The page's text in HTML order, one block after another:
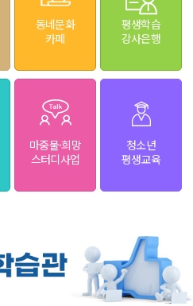
동네문화
카페
평생학습
강사은행
마중물·희망
스터디사업
청소년
평생교육